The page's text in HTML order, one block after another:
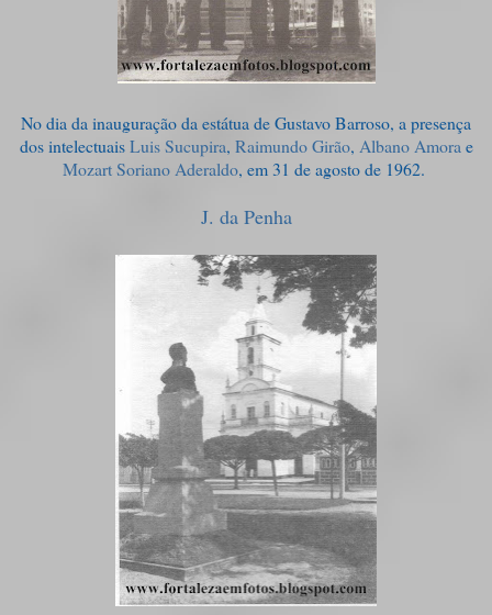
No dia da inauguração da estátua de Gustavo Barroso, a presença
dos intelectuaisLuis Sucupira, Raimundo Girão, Albano Amora e
Mozart Soriano Aderaldo, em 31 de agosto de 1962.
J. da Penha